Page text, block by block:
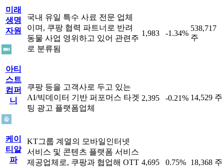
미래
생명
자원
국내 유일 특수 사료 전문 업체
이며, 쿠팡 협력 파트너로 반려
동물 사업 영위하고 있어 관련주
로 분류됨
1,983 -1.34%
538,717
주
아티
스트
컴퍼
니
쿠팡 등을 고객사로 두고 있는
AI/빅데이터 기반 퍼포머스 타겟
팅 광고 플랫폼업체
2,395 -0.21% 14,529 주
케이
티알
파
KT그룹 계열의 모바일인터넷
서비스 및 콘텐츠 플랫폼 서비스
제공업체로, 쿠팡과 협업해 OTT 4,695 0.75% 18,368 주